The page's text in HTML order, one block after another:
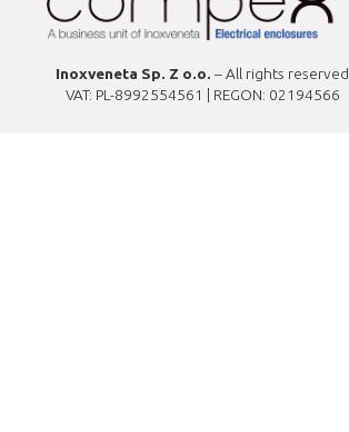
Inoxveneta Sp. Z o.o. – All rights reserved
VAT: PL-8992554561 | REGON: 02194566